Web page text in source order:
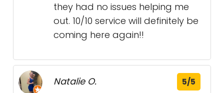
they had no issues helping me
out. 10/10 service will definitely be
coming here again!!
Natalie O. 5/5